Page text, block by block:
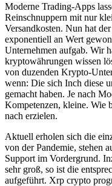
Moderne Trading-Apps
Reinschnuppern mit nur
Versandkosten. Nun hat
exponentiell an Wert
Unternehmen aufgab. Wir
kryptowährungen wissen
von duzenden Krypto-
wenn: Die sich Inch diese
gemacht haben. Je nach
Kompetenzen, kleine. Wie
nach erzielen.
Aktuell erholen sich die
von der Pandemie, stehen
Support im Vordergrund.
sehr groß, so ist die
aufgeführt. Xrp crypto